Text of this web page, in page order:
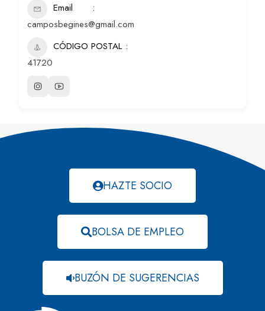
Email
camposbegines@gmail.com
CÓDIGO POSTAL
41720
HAZTE SOCIO
BOLSA DE EMPLEO
BUZÓN DE SUGERENCIAS